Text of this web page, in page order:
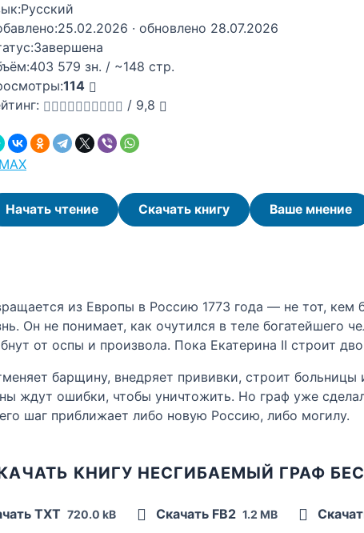
Русский
25.02.2026 · обновлено 28.07.2026
Завершена
403 579 зн. / ~148 стр.
114
/ 9,8
Начать чтение Скачать книгу Ваше мнение
из Европы в Россию 1773 года — не тот, кем
Он не понимает, как очутился в теле богатейшего
от оспы и произвола. Пока Екатерина II строит
барщину, внедряет прививки, строит больницы
ждут ошибки, чтобы уничтожить. Но граф уже
шаг приближает либо новую Россию, либо могилу.
КНИГУ НЕСГИБАЕМЫЙ ГРАФ
TXT 720.0 kB Скачать FB2 1.2 MB